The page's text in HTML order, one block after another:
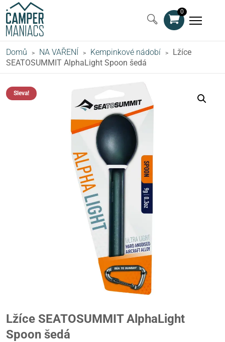
0
Domů > NA VAŘENÍ > Kempinkové nádobí >
Lžíce
SEATOSUMMIT AlphaLight Spoon šedá
Sleva!
Lžíce SEATOSUMMIT AlphaLight
Spoon šedá